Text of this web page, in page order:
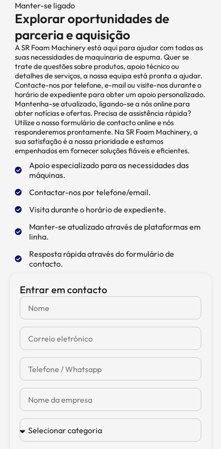
Manter-se ligado
Explorar oportunidades de
parceria e aquisição
A SR Foam Machinery está aqui para ajudar com todas as
suas necessidades de maquinaria de espuma. Quer se
trate de questões sobre produtos, apoio técnico ou
detalhes de serviços, a nossa equipa está pronta a ajudar.
Contacte-nos por telefone, e-mail ou visite-nos durante o
horário de expediente para obter um apoio personalizado.
Mantenha-se atualizado, ligando-se a nós online para
obter notícias e ofertas. Precisa de assistência rápida?
Utilize o nosso formulário de contacto online e nós
responderemos prontamente. Na SR Foam Machinery, a
sua satisfação é a nossa prioridade e estamos
empenhados em fornecer soluções fiáveis e eficientes.
Apoio especializado para as necessidades das
máquinas.
Contactar-nos por telefone/email.
Visita durante o horário de expediente.
Manter-se atualizado através de plataformas em
linha.
Resposta rápida através do formulário de
contacto.
Entrar em contacto